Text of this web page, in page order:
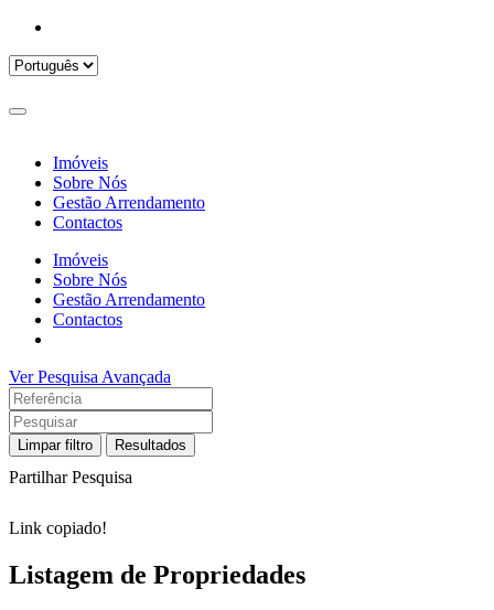
Imóveis
Sobre Nós
Gestão Arrendamento
Contactos
Imóveis
Sobre Nós
Gestão Arrendamento
Contactos
Ver Pesquisa Avançada
Limpar filtro Resultados
Partilhar Pesquisa
Link copiado!
Listagem de Propriedades